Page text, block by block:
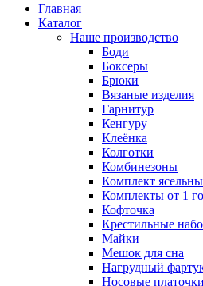
Главная
Каталог
Наше производство
Боди
Боксеры
Брюки
Вязаные изделия
Гарнитур
Кенгуру
Клеёнка
Колготки
Комбинезоны
Комплект
Комплекты от 1
Кофточка
Крестильные
Майки
Мешок для сна
Нагрудный
Носовые платочки